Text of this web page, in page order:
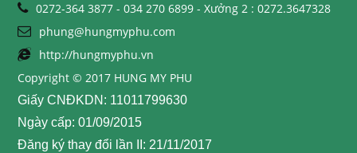
0272-364 3877 - 034 270 6899 - Xưởng 2 : 0272.3647328
phung@hungmyphu.com
http://hungmyphu.vn
Copyright © 2017 HUNG MY PHU
Giấy CNĐKDN: 11011799630
Ngày cấp: 01/09/2015
Đăng ký thay đổi lần II: 21/11/2017